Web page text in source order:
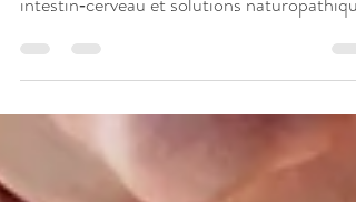
Comprendre le brouillard mental en
péri‑ménopause : causes hormonales, lien
intestin‑cerveau et solutions
pour retrouver clarté et énergie.